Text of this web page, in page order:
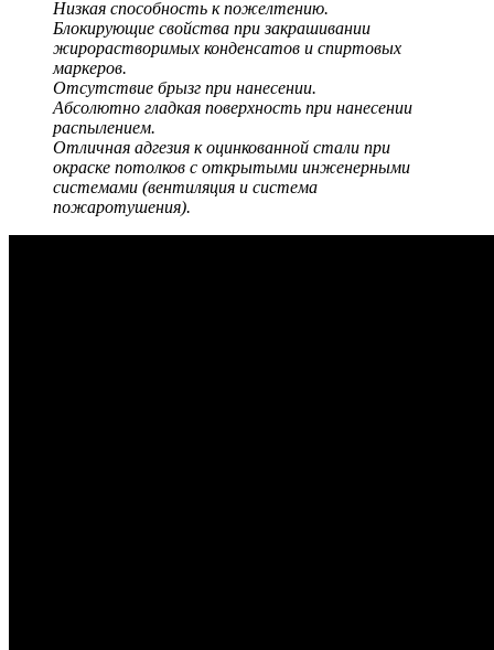
Низкая способность к пожелтению.
Блокирующие свойства при закрашивании
жирорастворимых конденсатов и спиртовых
маркеров.
Отсутствие брызг при нанесении.
Абсолютно гладкая поверхность при нанесении
распылением.
Отличная адгезия к оцинкованной стали при
окраске потолков с открытыми инженерными
системами (вентиляция и система
пожаротушения).